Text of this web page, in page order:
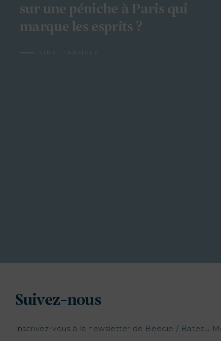
sur une péniche à Paris qui
marque les esprits ?
LIRE L'ARTICLE
Suivez-nous
Inscrivez-vous à la newsletter de Beecie / Bateau